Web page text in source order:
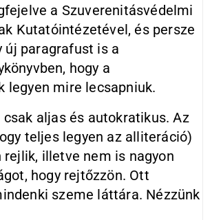
a Szuverenitásvédelmi
Kutatóintézetével, és persze
új paragrafust is a
hogy a
legyen mire lecsapniuk.
csak aljas és autokratikus. Az
teljes legyen az alliteráció)
rejlik, illetve nem is nagyon
hogy rejtőzzön. Ott
szeme láttára. Nézzünk